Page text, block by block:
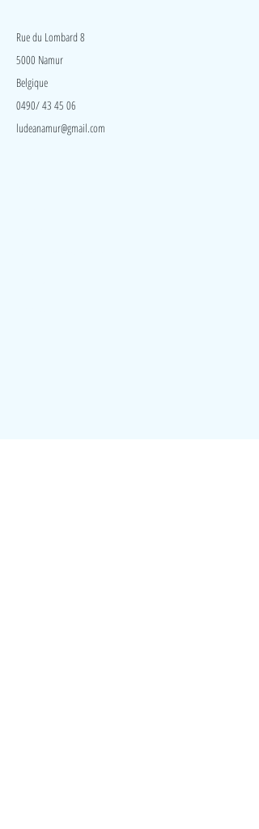
Rue du Lombard 8
5000 Namur
Belgique
0490/ 43 45 06
ludeanamur@gmail.com